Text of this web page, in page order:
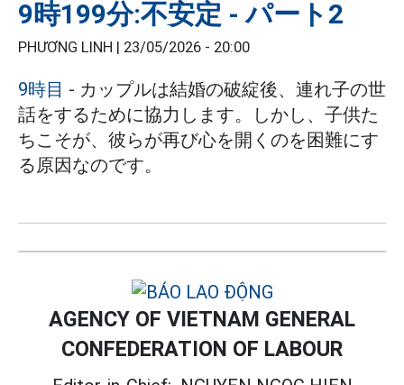
9時199分:不安定 - パート2
PHƯƠNG LINH | 23/05/2026 - 20:00
9時目 - カップルは結婚の破綻後、連れ子の世
話をするために協力します。しかし、子供た
ちこそが、彼らが再び心を開くのを困難にす
る原因なのです。
AGENCY OF VIETNAM GENERAL
CONFEDERATION OF LABOUR